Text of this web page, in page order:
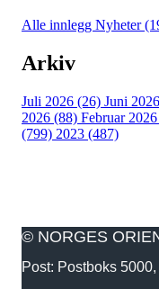
Alle innlegg Nyheter
Arkiv
Juli 2026 (26) Juni
2026 (88) Februar
(799) 2023 (487)
© NORGES
Post: Postboks